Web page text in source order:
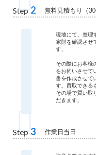
Step 2 無料見積もり（30
現地にて、整理
家財を確認させ
す。
その際にお客様
をお伺いさせて
書を作成させて
す。買取できる
その場で買い取
だきます。
Step 3 作業日当日